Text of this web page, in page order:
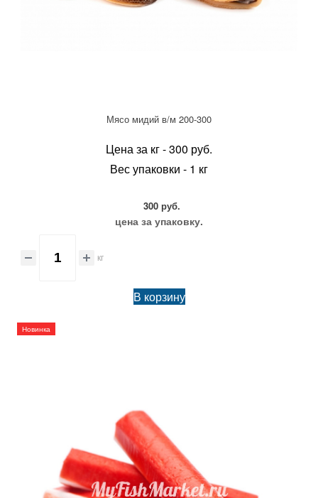
Мясо мидий в/м 200-300
Цена за кг - 300 руб.
Вес упаковки - 1 кг
300 руб.
цена за упаковку.
кг
В корзину
Новинка